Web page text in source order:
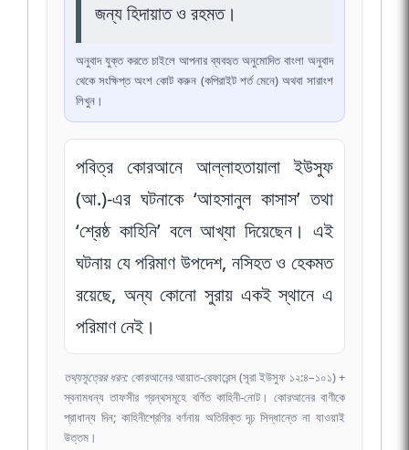
জন্য হিদায়াত ও রহমত।
অনুবাদ যুক্ত করতে চাইলে আপনার ব্যবহৃত অনুমোদিত বাংলা অনুবাদ
থেকে সংক্ষিপ্ত অংশ কোট করুন (কপিরাইট শর্ত মেনে) অথবা সারাংশ
লিখুন।
পবিত্র কোরআনে আল্লাহতায়ালা ইউসুফ
(আ.)-এর ঘটনাকে ‘আহসানুল কাসাস’ তথা
‘শ্রেষ্ঠ কাহিনি’ বলে আখ্যা দিয়েছেন। এই
ঘটনায় যে পরিমাণ উপদেশ, নসিহত ও হেকমত
রয়েছে, অন্য কোনো সুরায় একই স্থানে এ
পরিমাণ নেই।
তথ্যসূত্রের ধরন: কোরআনের আয়াত-রেফারেন্স (সূরা ইউসুফ ১২:৪–১০১) +
স্বনামধন্য তাফসীর গ্রন্থসমূহে বর্ণিত কাহিনী-নোট। কোরআনের বাণীকে
প্রাধান্য দিন; কাহিনীশ্রেণির বর্ণনায় অতিরিক্ত দৃঢ় সিদ্ধান্তে না যাওয়াই
উত্তম।